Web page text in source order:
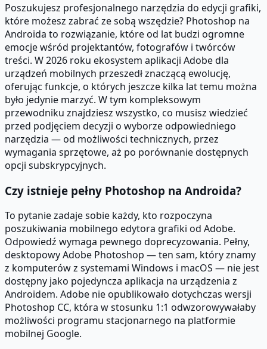
Poszukujesz profesjonalnego narzędzia do edycji grafiki,
które możesz zabrać ze sobą wszędzie? Photoshop na
Androida to rozwiązanie, które od lat budzi ogromne
emocje wśród projektantów, fotografów i twórców
treści. W 2026 roku ekosystem aplikacji Adobe dla
urządzeń mobilnych przeszedł znaczącą ewolucję,
oferując funkcje, o których jeszcze kilka lat temu można
było jedynie marzyć. W tym kompleksowym
przewodniku znajdziesz wszystko, co musisz wiedzieć
przed podjęciem decyzji o wyborze odpowiedniego
narzędzia — od możliwości technicznych, przez
wymagania sprzętowe, aż po porównanie dostępnych
opcji subskrypcyjnych.
Czy istnieje pełny Photoshop na Androida?
To pytanie zadaje sobie każdy, kto rozpoczyna
poszukiwania mobilnego edytora grafiki od Adobe.
Odpowiedź wymaga pewnego doprecyzowania. Pełny,
desktopowy Adobe Photoshop — ten sam, który znamy
z komputerów z systemami Windows i macOS — nie jest
dostępny jako pojedyncza aplikacja na urządzenia z
Androidem. Adobe nie opublikowało dotychczas wersji
Photoshop CC, która w stosunku 1:1 odwzorowywałaby
możliwości programu stacjonarnego na platformie
mobilnej Google.